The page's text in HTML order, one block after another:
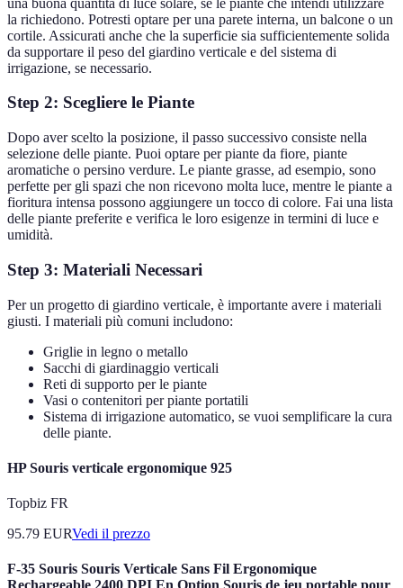
la richiedono. Potresti optare per una parete interna, un balcone o un
cortile. Assicurati anche che la superficie sia sufficientemente solida
da supportare il peso del giardino verticale e del sistema di
irrigazione, se necessario.
Step 2: Scegliere le Piante
Dopo aver scelto la posizione, il passo successivo consiste nella
selezione delle piante. Puoi optare per piante da fiore, piante
aromatiche o persino verdure. Le piante grasse, ad esempio, sono
perfette per gli spazi che non ricevono molta luce, mentre le piante a
fioritura intensa possono aggiungere un tocco di colore. Fai una lista
delle piante preferite e verifica le loro esigenze in termini di luce e
umidità.
Step 3: Materiali Necessari
Per un progetto di giardino verticale, è importante avere i materiali
giusti. I materiali più comuni includono:
Griglie in legno o metallo
Sacchi di giardinaggio verticali
Reti di supporto per le piante
Vasi o contenitori per piante portatili
Sistema di irrigazione automatico, se vuoi semplificare la cura
delle piante.
HP Souris verticale ergonomique 925
Topbiz FR
95.79 EURVedi il prezzo
F-35 Souris Souris Verticale Sans Fil Ergonomique